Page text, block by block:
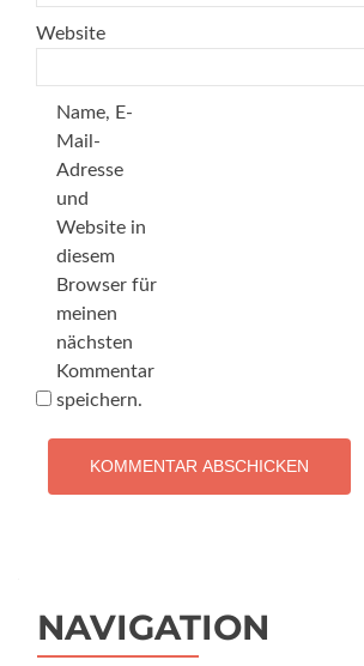
Website
Name, E-
Mail-
Adresse
und
Website in
diesem
Browser für
meinen
nächsten
Kommentar
speichern.
NAVIGATION